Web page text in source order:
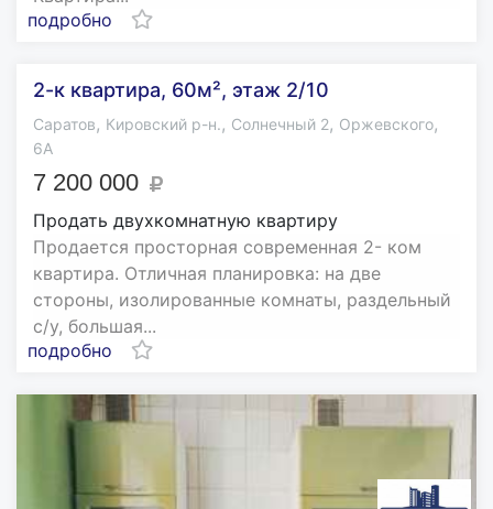
подробно
2-к квартира, 60м², этаж 2/10
Саратов, Кировский р-н., Солнечный 2, Оржевского,
6А
7 200 000
Продать двухкомнатную квартиру
Продается просторная современная 2- ком
квартира. Отличная планировка: на две
стороны, изолированные комнаты, раздельный
с/у, большая...
подробно